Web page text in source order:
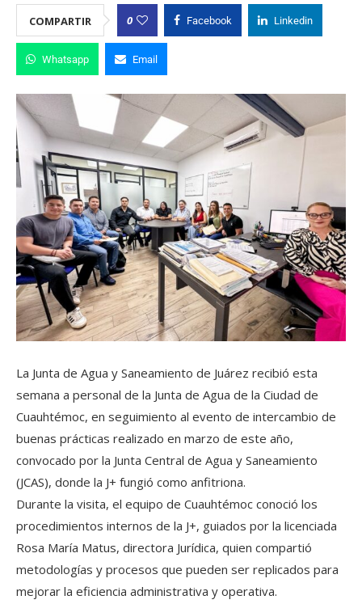
COMPARTIR 0 Facebook Linkedin
Whatsapp Email
La Junta de Agua y Saneamiento de Juárez recibió esta
semana a personal de la Junta de Agua de la Ciudad de
Cuauhtémoc, en seguimiento al evento de intercambio de
buenas prácticas realizado en marzo de este año,
convocado por la Junta Central de Agua y Saneamiento
(JCAS), donde la J+ fungió como anfitriona.
Durante la visita, el equipo de Cuauhtémoc conoció los
procedimientos internos de la J+, guiados por la licenciada
Rosa María Matus, directora Jurídica, quien compartió
metodologías y procesos que pueden ser replicados para
mejorar la eficiencia administrativa y operativa.